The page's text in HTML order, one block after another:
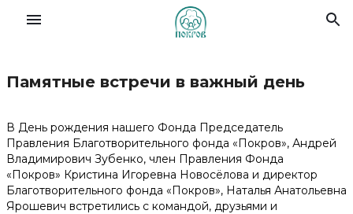
О Фонде
Деятельность
Памятные встречи в важный день
В День рождения нашего Фонда Председатель
Правления Благотворительного фонда «Покров», Андрей
Владимирович Зубенко, член Правления Фонда
«Покров» Кристина Игоревна Новосёлова и директор
Благотворительного фонда «Покров», Наталья Анатольевна
Ярошевич встретились с командой, друзьями и